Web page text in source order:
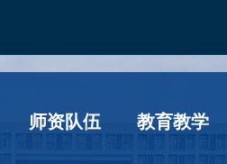
师资队伍 教育教学